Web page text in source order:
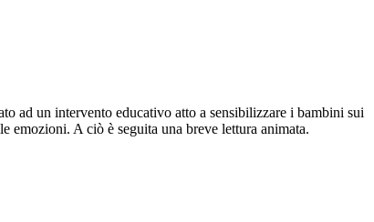
ad un intervento educativo atto a sensibilizzare i bambini sui
emozioni. A ciò è seguita una breve lettura animata.